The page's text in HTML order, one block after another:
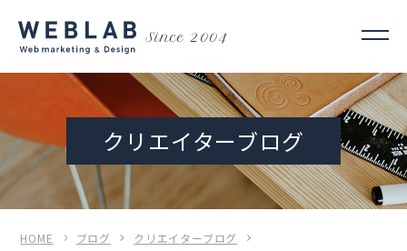
Since 2004
クリエイターブログ
HOME ブログ
クリエイターブログ